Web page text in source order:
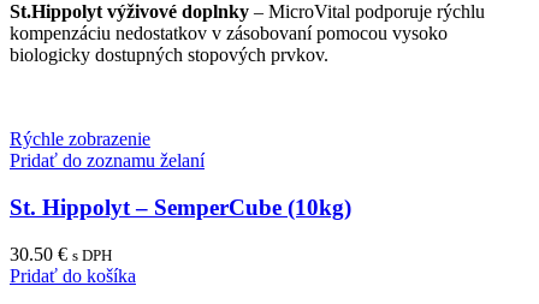
St.Hippolyt výživové doplnky – MicroVital podporuje rýchlu
kompenzáciu nedostatkov v zásobovaní pomocou vysoko
biologicky dostupných stopových prvkov.
Rýchle zobrazenie
Pridať do zoznamu želaní
St. Hippolyt – SemperCube (10kg)
30.50 € s DPH
Pridať do košíka